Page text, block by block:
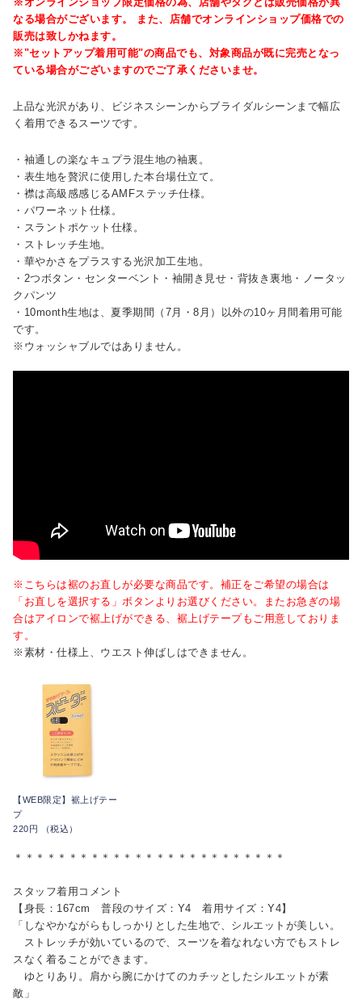
なる場合がございます。 また、店舗でオンラインショップ価格での
販売は致しかねます。
※"セットアップ着用可能"の商品でも、対象商品が既に完売となっ
ている場合がございますのでご了承くださいませ。
上品な光沢があり、ビジネスシーンからブライダルシーンまで幅広
く着用できるスーツです。
・袖通しの楽なキュプラ混生地の袖裏。
・表生地を贅沢に使用した本台場仕立て。
・襟は高級感感じるAMFステッチ仕様。
・パワーネット仕様。
・スラントポケット仕様。
・ストレッチ生地。
・華やかさをプラスする光沢加工生地。
・2つボタン・センターベント・袖開き見せ・背抜き裏地・ノータッ
クパンツ
・10month生地は、夏季期間（7月・8月）以外の10ヶ月間着用可能
です。
※ウォッシャブルではありません。
※こちらは裾のお直しが必要な商品です。補正をご希望の場合は
「お直しを選択する」ボタンよりお選びください。またお急ぎの場
合はアイロンで裾上げができる、裾上げテープもご用意しておりま
す。
※素材・仕様上、ウエスト伸ばしはできません。
【WEB限定】裾上げテー
プ
220円 （税込）
＊＊＊＊＊＊＊＊＊＊＊＊＊＊＊＊＊＊＊＊＊＊＊＊＊
スタッフ着用コメント
【身長：167cm 普段のサイズ：Y4 着用サイズ：Y4】
「しなやかながらもしっかりとした生地で、シルエットが美しい。
ストレッチが効いているので、スーツを着なれない方でもストレ
スなく着ることができます。
ゆとりあり。肩から腕にかけてのカチッとしたシルエットが素
敵」